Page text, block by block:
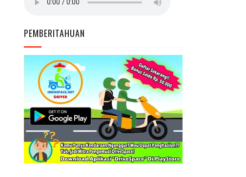
PEMBERITAHUAN